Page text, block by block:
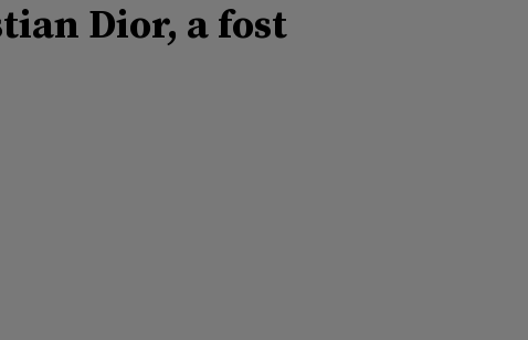
Dior, a fost